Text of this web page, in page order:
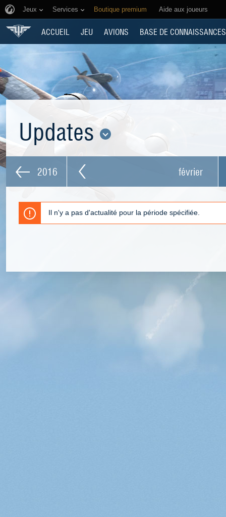
Jeux Services Boutique premium Aide aux joueurs
ACCUEIL JEU AVIONS BASE DE CONNAISSANCES
Updates
2016 février
Il n'y a pas d'actualité pour la période spécifiée.